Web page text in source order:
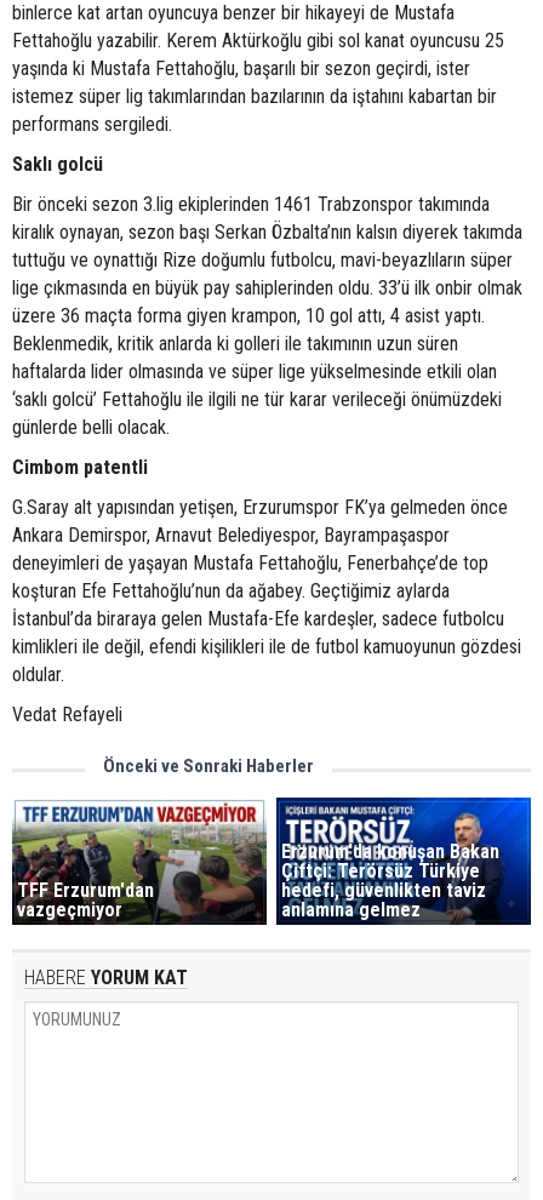
binlerce kat artan oyuncuya benzer bir hikayeyi de Mustafa
Fettahoğlu yazabilir. Kerem Aktürkoğlu gibi sol kanat oyuncusu 25
yaşında ki Mustafa Fettahoğlu, başarılı bir sezon geçirdi, ister
istemez süper lig takımlarından bazılarının da iştahını kabartan bir
performans sergiledi.
Saklı golcü
Bir önceki sezon 3.lig ekiplerinden 1461 Trabzonspor takımında
kiralık oynayan, sezon başı Serkan Özbalta’nın kalsın diyerek takımda
tuttuğu ve oynattığı Rize doğumlu futbolcu, mavi-beyazlıların süper
lige çıkmasında en büyük pay sahiplerinden oldu. 33’ü ilk onbir olmak
üzere 36 maçta forma giyen krampon, 10 gol attı, 4 asist yaptı.
Beklenmedik, kritik anlarda ki golleri ile takımının uzun süren
haftalarda lider olmasında ve süper lige yükselmesinde etkili olan
‘saklı golcü’ Fettahoğlu ile ilgili ne tür karar verileceği önümüzdeki
günlerde belli olacak.
Cimbom patentli
G.Saray alt yapısından yetişen, Erzurumspor FK’ya gelmeden önce
Ankara Demirspor, Arnavut Belediyespor, Bayrampaşaspor
deneyimleri de yaşayan Mustafa Fettahoğlu, Fenerbahçe’de top
koşturan Efe Fettahoğlu’nun da ağabey. Geçtiğimiz aylarda
İstanbul’da biraraya gelen Mustafa-Efe kardeşler, sadece futbolcu
kimlikleri ile değil, efendi kişilikleri ile de futbol kamuoyunun gözdesi
oldular.
Vedat Refayeli
Önceki ve Sonraki Haberler
TFF Erzurum'dan
vazgeçmiyor
Erzurum'da konuşan Bakan
Çiftçi: Terörsüz Türkiye
hedefi, güvenlikten taviz
anlamına gelmez
HABERE YORUM KAT